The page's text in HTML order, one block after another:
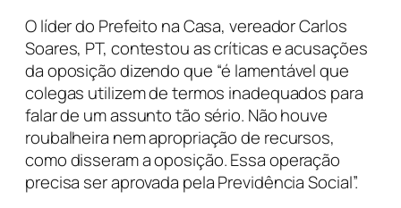
O líder do Prefeito na Casa, vereador Carlos
Soares, PT, contestou as críticas e acusações
da oposição dizendo que “é lamentável que
colegas utilizem de termos inadequados para
falar de um assunto tão sério. Não houve
roubalheira nem apropriação de recursos,
como disseram a oposição. Essa operação
precisa ser aprovada pela Previdência Social”.